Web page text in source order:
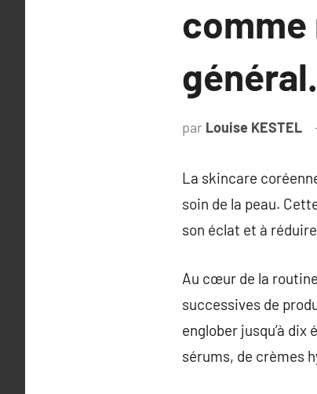
comme
général.
par Louise KESTEL
La skincare
soin de la peau.
son éclat et à
Au cœur de la
successives de
englober jusqu’à dix
sérums, de crèmes